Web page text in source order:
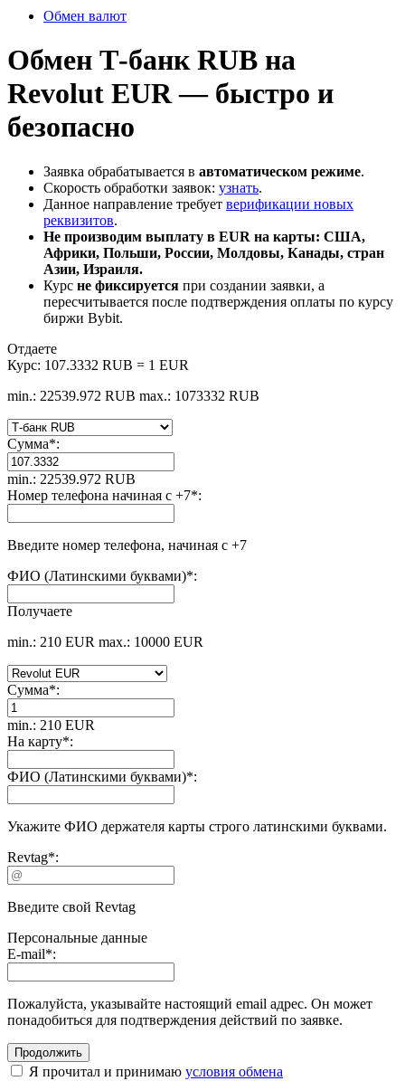
Обмен валют
Обмен Т-банк RUB на
Revolut EUR — быстро и
безопасно
Заявка обрабатывается в автоматическом режиме.
Скорость обработки заявок: узнать.
Данное направление требует верификации новых
реквизитов.
Не производим выплату в EUR на карты: США,
Африки, Польши, России, Молдовы, Канады, стран
Азии, Израиля.
Курс не фиксируется при создании заявки, а
пересчитывается после подтверждения оплаты по курсу
биржи Bybit.
Отдаете
Курс: 107.3332 RUB = 1 EUR
min.: 22539.972 RUB max.: 1073332 RUB
Сумма*:
min.: 22539.972 RUB
Номер телефона начиная с +7*:
Введите номер телефона, начиная с +7
ФИО (Латинскими буквами)*:
Получаете
min.: 210 EUR max.: 10000 EUR
Сумма*:
min.: 210 EUR
На карту*:
ФИО (Латинскими буквами)*:
Укажите ФИО держателя карты строго латинскими буквами.
Revtag*:
Введите свой Revtag
Персональные данные
E-mail*:
Пожалуйста, указывайте настоящий email адрес. Он может
понадобиться для подтверждения действий по заявке.
Я прочитал и принимаю условия обмена